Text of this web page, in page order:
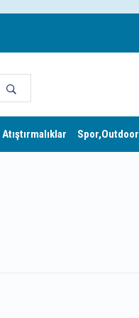
Atıştırmalıklar Spor,Outdoor